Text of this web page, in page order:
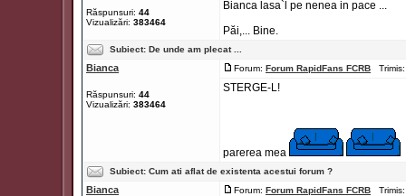
Răspunsuri: 44
Vizualizări: 383464
Bianca lasa`l pe nenea in pace ...
Păi,... Bine.
Subiect: De unde am plecat ...
Bianca
Răspunsuri: 44
Vizualizări: 383464
Forum: Forum RapidFans FCRB
STERGE-L!
parerea mea
Subiect: Cum ati aflat de existenta acestui forum ?
Bianca Forum: Forum RapidFans FCRB